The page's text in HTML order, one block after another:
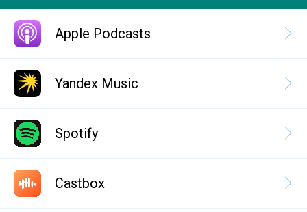
Apple Podcasts
Yandex Music
Spotify
Castbox